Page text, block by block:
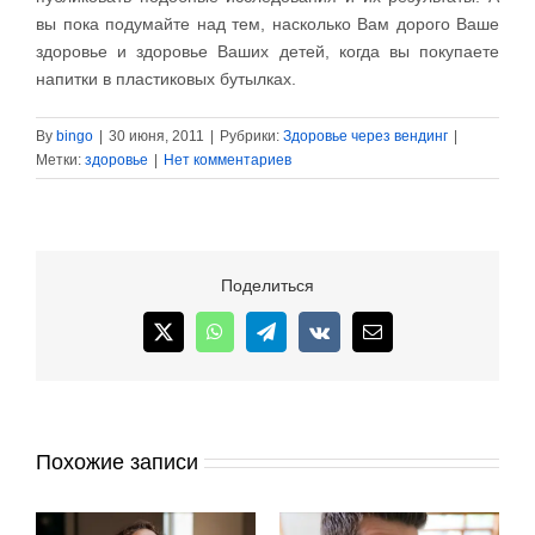
вы пока подумайте над тем, насколько Вам дорого Ваше
здоровье и здоровье Ваших детей, когда вы покупаете
напитки в пластиковых бутылках.
By bingo 30 июня, 2011 Рубрики: Здоровье через вендинг
Метки: здоровье Нет комментариев
Поделиться
X WhatsAppTelegram
Vk Email
Похожие записи